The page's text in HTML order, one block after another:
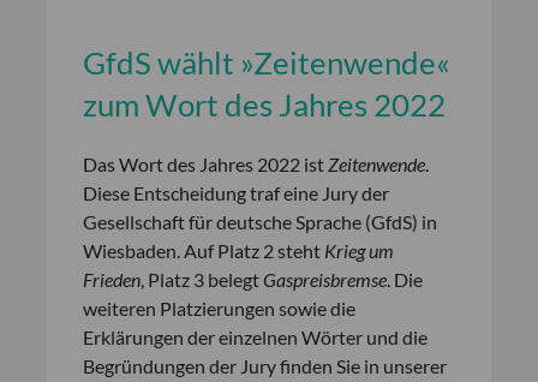
GfdS wählt »Zeitenwende«
zum Wort des Jahres 2022
Das Wort des Jahres 2022 ist Zeitenwende.
Diese Entscheidung traf eine Jury der
Gesellschaft für deutsche Sprache (GfdS) in
Wiesbaden. Auf Platz 2 steht Krieg um
Frieden, Platz 3 belegt Gaspreisbremse. Die
weiteren Platzierungen sowie die
Erklärungen der einzelnen Wörter und die
Begründungen der Jury finden Sie in unserer